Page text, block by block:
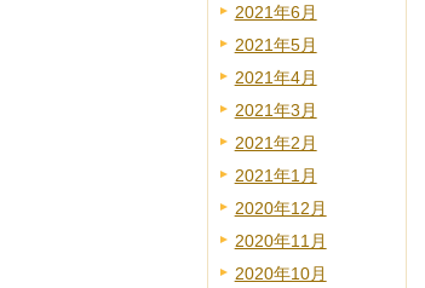
2021年6月
2021年5月
2021年4月
2021年3月
2021年2月
2021年1月
2020年12月
2020年11月
2020年10月